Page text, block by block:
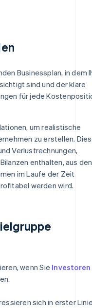
Businessplan, in dem
sind und der klare
für jede
um realistische
zu erstellen.
Verlustrechnungen,
enthalten, aus
im Laufe der Zeit
werden wird.
wenn Sie Investoren
sich in erster